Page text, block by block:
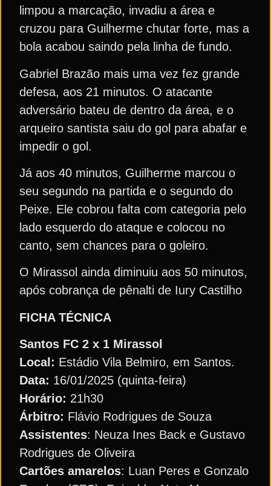
limpou a marcação, invadiu a área e
cruzou para Guilherme chutar forte, mas a
bola acabou saindo pela linha de fundo.
Gabriel Brazão mais uma vez fez grande
defesa, aos 21 minutos. O atacante
adversário bateu de dentro da área, e o
arqueiro santista saiu do gol para abafar e
impedir o gol.
Já aos 40 minutos, Guilherme marcou o
seu segundo na partida e o segundo do
Peixe. Ele cobrou falta com categoria pelo
lado esquerdo do ataque e colocou no
canto, sem chances para o goleiro.
O Mirassol ainda diminuiu aos 50 minutos,
após cobrança de pênalti de Iury Castilho
FICHA TÉCNICA
Santos FC 2 x 1 Mirassol
Local: Estádio Vila Belmiro, em Santos.
Data: 16/01/2025 (quinta-feira)
Horário: 21h30
Árbitro: Flávio Rodrigues de Souza
Assistentes: Neuza Ines Back e Gustavo
Rodrigues de Oliveira
Cartões amarelos: Luan Peres e Gonzalo